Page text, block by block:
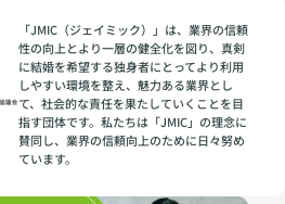
「JMIC（ジェイミック）」は、業界の信頼
性の向上とより一層の健全化を図り、真剣
に結婚を希望する独身者にとってより利用
しやすい環境を整え、魅力ある業界とし
て、社会的な責任を果たしていくことを目
指す団体です。私たちは「JMIC」の理念に
賛同し、業界の信頼向上のために日々努め
ています。